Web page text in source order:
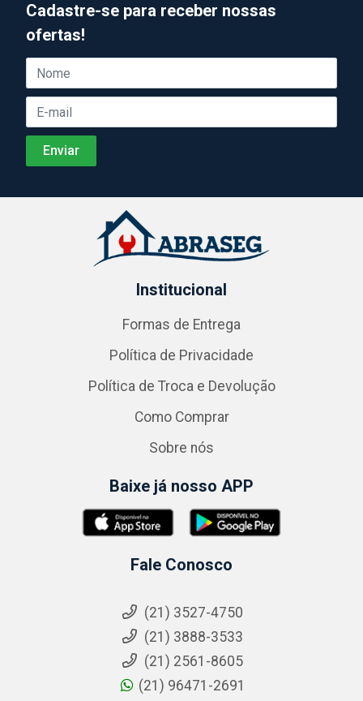
Cadastre-se para receber nossas
ofertas!
Institucional
Formas de Entrega
Política de Privacidade
Política de Troca e Devolução
Como Comprar
Sobre nós
Baixe já nosso APP
Fale Conosco
(21) 3527-4750
(21) 3888-3533
(21) 2561-8605
(21) 96471-2691